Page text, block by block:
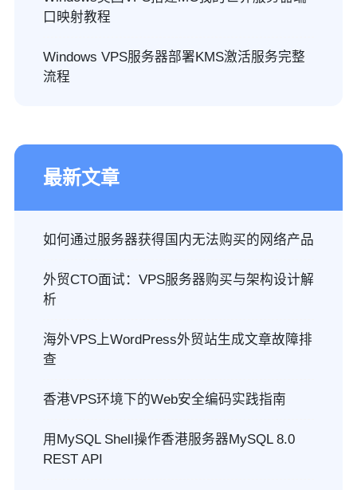
口映射教程
Windows VPS服务器部署KMS激活服务完整
流程
最新文章
如何通过服务器获得国内无法购买的网络产品
外贸CTO面试：VPS服务器购买与架构设计解
析
海外VPS上WordPress外贸站生成文章故障排
查
香港VPS环境下的Web安全编码实践指南
用MySQL Shell操作香港服务器MySQL 8.0
REST API